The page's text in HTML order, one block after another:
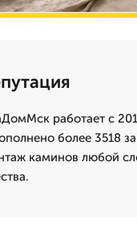
работает с
более 3518
каминов любой